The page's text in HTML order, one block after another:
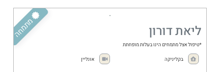
מתמחה ליאת דורון
*טיפול אצל מתמחים הינו בעלות מופחתת
בקליניקה אונליין